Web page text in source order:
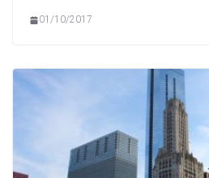
01/10/2017